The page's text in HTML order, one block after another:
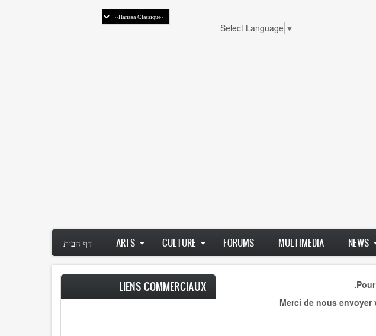
Select Language ▼
דף הבית ARTS CULTURE FORUMS MULTIMEDIA NEWS
LIENS COMMERCIAUX
.
Merci de nous